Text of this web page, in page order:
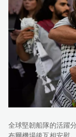
全球堅韌船隊的活躍